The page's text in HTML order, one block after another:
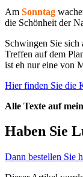
Am Sonntag
die Schönheit der
Schwingen Sie sich
Treffen auf dem
ist eh nur eine von
Hier finden Sie die
Alle Texte auf
Haben Sie
Dann bestellen Sie